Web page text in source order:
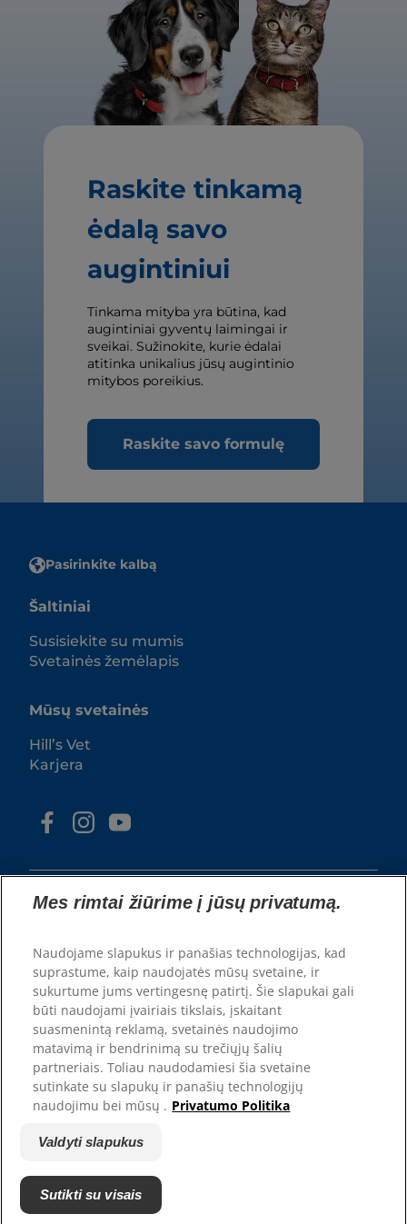
Raskite tinkamą
ėdalą savo
augintiniui
Tinkama mityba yra būtina, kad
augintiniai gyventų laimingai ir
sveikai. Sužinokite, kurie ėdalai
atitinka unikalius jūsų augintinio
mitybos poreikius.
Raskite savo formulę
Pasirinkite kalbą
Šaltiniai
Susisiekite su mumis
Svetainės žemėlapis
Mūsų svetainės
Hill’s Vet
Karjera
© Hill's Pet Nutrition, Inc.
Jeigu konkrečiai nenurodyta kitaip, šioje svetainėje
naudojamas prekės ženklo simbolis ™ reiškia Hill's
Pet Nutrition, Inc. priklausančius prekės ženklus.
Jūsų naudojimuisi šios svetainės turiniu taikomos
mūsų privatumo
Terminai ir sąlygos.
Sąlygos ir nuostatos
Teisiniai ir privatumo
Teisiniai ir privatumo
politikos nuostatai
Mes rimtai žiūrime į jūsų privatumą.
Naudojame slapukus ir panašias technologijas, kad
suprastume, kaip naudojatės mūsų svetaine, ir
sukurtume jums vertingesnę patirtį. Šie slapukai gali
būti naudojami įvairiais tikslais, įskaitant
suasmenintą reklamą, svetainės naudojimo
matavimą ir bendrinimą su trečiųjų šalių
partneriais. Toliau naudodamiesi šia svetaine
sutinkate su slapukų ir panašių technologijų
naudojimu bei mūsų . Privatumo Politika
Valdyti slapukus
Sutikti su visais